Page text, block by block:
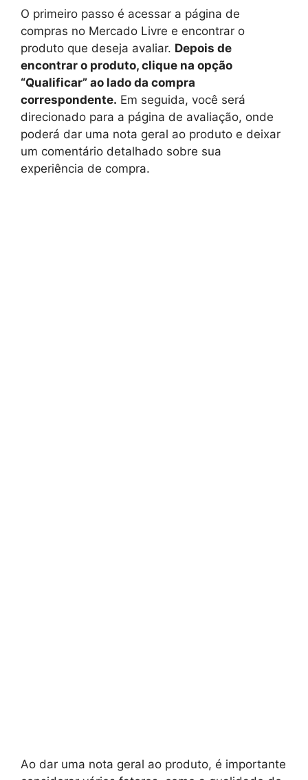
O primeiro passo é acessar a página de
compras no Mercado Livre e encontrar o
produto que deseja avaliar. Depois de
encontrar o produto, clique na opção
“Qualificar” ao lado da compra
correspondente. Em seguida, você será
direcionado para a página de avaliação, onde
poderá dar uma nota geral ao produto e deixar
um comentário detalhado sobre sua
experiência de compra.
Ao dar uma nota geral ao produto, é importante